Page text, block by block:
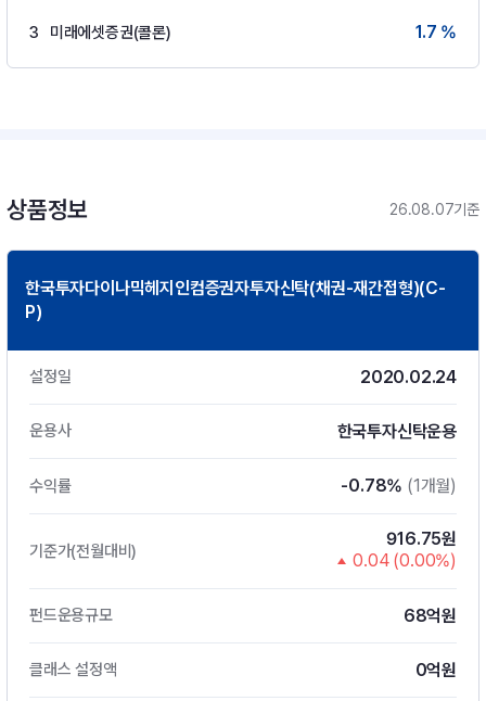
3 미래에셋증권(콜론) 1.7 %
상품정보 26.08.07기준
한국투자다이나믹헤지인컴증권자투자신탁(채권-재간접형)(C-
P)
설정일 2020.02.24
운용사 한국투자신탁운용
수익률 -0.78% (1개월)
기준가(전월대비)
916.75원
0.04 (0.00%)
펀드운용규모 68억원
클래스 설정액 0억원